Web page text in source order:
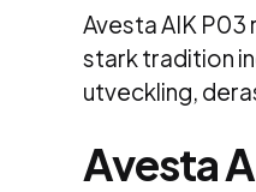
Avesta AIK
stark tradition
utveckling,
Avesta